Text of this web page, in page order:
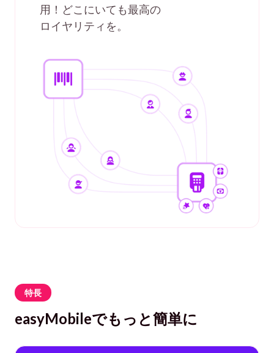
用！どこにいても最高の
ロイヤリティ を。
特長
easyMobileでもっと簡単に